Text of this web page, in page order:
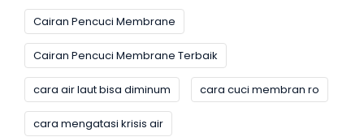
Cairan Pencuci Membrane
Cairan Pencuci Membrane Terbaik
cara air laut bisa diminum cara cuci membran ro
cara mengatasi krisis air